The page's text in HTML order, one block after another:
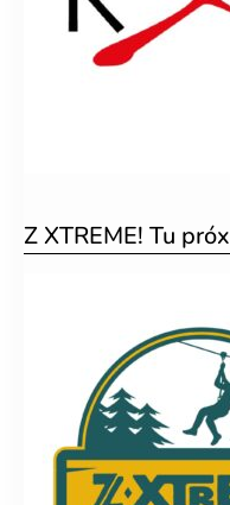
Z XTREME! Tu